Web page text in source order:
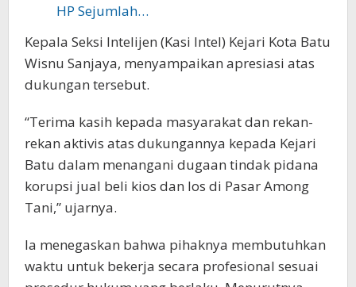
HP Sejumlah…
Kepala Seksi Intelijen (Kasi Intel) Kejari Kota Batu
Wisnu Sanjaya, menyampaikan apresiasi atas
dukungan tersebut.
“Terima kasih kepada masyarakat dan rekan-
rekan aktivis atas dukungannya kepada Kejari
Batu dalam menangani dugaan tindak pidana
korupsi jual beli kios dan los di Pasar Among
Tani,” ujarnya.
Ia menegaskan bahwa pihaknya membutuhkan
waktu untuk bekerja secara profesional sesuai